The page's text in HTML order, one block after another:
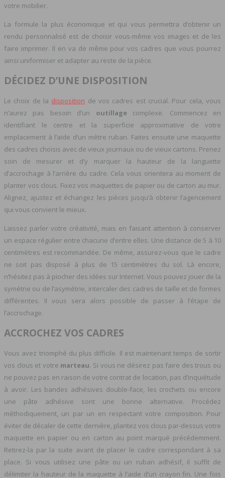
votre mobilier.
La formule la plus économique et qui vous permettra d’obtenir un
rendu personnalisé est de choisir vous-même vos images et de les
faire imprimer. Il en va de même pour vos cadres que vous pourrez
ainsi uniformiser et adapter au reste de la pièce.
DÉCIDEZ D’UNE DISPOSITION
Le choix de la disposition de vos cadres est crucial. Pour cela, vous
n’aurez pas besoin d’un outillagecomplexe. Commencez en
identifiant le centre et la superficie approximative de votre
emplacement à l’aide d’un mètre ruban. Faites ensuite une maquette
des cadres choisis avec de vieux journaux ou de vieux cartons. Prenez
soin de mesurer et d’y marquer la hauteur de la languette
d’accrochage à l’arrière du cadre. Cela vous orientera au moment de
planter vos clous. Fixez vos maquettes de papier ou de carton au mur.
Alignez, ajustez et échangez les pièces jusqu’à obtenir l’agencement
qui vous convient le mieux.
Laissez parler votre créativité, mais en faisant attention à conserver
un espace régulier entre chacune d’entre elles. Une distance de 5 à 10
centimètres est recommandée. De même, assurez-vous que le cadre
ne soit pas disposé à plus de 15 centimètres du sol. Là encore,
n’hésitez pas à piocher des idées sur Internet. Vous pouvez jouer de la
symétrie ou de l’asymétrie, intercaler des cadres de taille et de formes
différentes. Il vous sera alors possible de passer à l’étape de
l’accrochage.
ACCROCHEZ VOS CADRES
Vous avez triomphé du plus difficile. Il est maintenant temps de sortir
vos clous et votre marteau. Si vous ne désirez pas faire des trous ou
ne pouvez pas en raison de votre contrat de location, pas d’inquiétude
à avoir. Les bandes adhésives double-face, les crochets ou encore
une pâte adhésive sont une bonne alternative. Procédez
méthodiquement, un par un en respectant votre composition. Pour
éviter de décaler de cette dernière, plantez vos clous par-dessus votre
maquette en papier ou en carton au point marqué précédemment.
Retirez-la par la suite avant de placer le cadre correspondant à sa
place. Si vous utilisez une pâte ou un ruban adhésif, il suffit de
délimiter la hauteur de la maquette à l’aide d’un crayon fin. Une fois